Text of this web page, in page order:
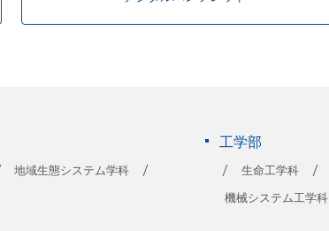
地域生態システム学科
工学部
生命工学科
機械システム工学科